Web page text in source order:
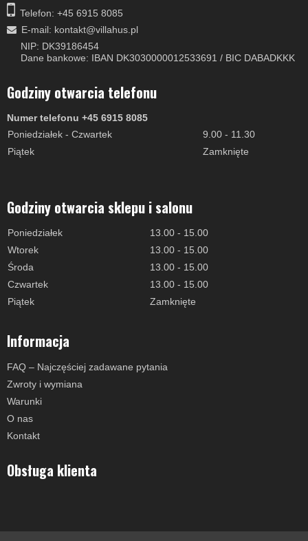
Telefon: +45 6915 8085
E-mail: kontakt@villahus.pl
NIP: DK39186454
Dane bankowe: IBAN DK3030000012533691 / BIC DABADKKK
Godziny otwarcia telefonu
Numer telefonu +45 6915 8085
Poniedziałek - Czwartek
9.00 - 11.30
Piątek
Zamknięte
Godziny otwarcia sklepu i salonu
Poniedziałek
13.00 - 15.00
Wtorek
13.00 - 15.00
Środa
13.00 - 15.00
Czwartek
13.00 - 15.00
Piątek
Zamknięte
Informacja
FAQ – Najczęściej zadawane pytania
Zwroty i wymiana
Warunki
O nas
Kontakt
Obsługa klienta